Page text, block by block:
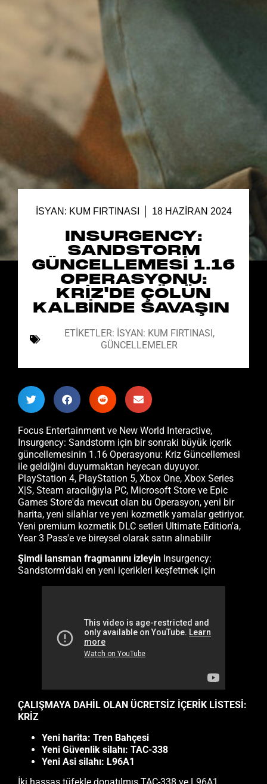
İSYAN: KUM FIRTINASI 18 HAZIRAN 2024
INSURGENCY:
SANDSTORM
GÜNCELLEMESI 1.16
OPERASYONU:
KRIZ'DE ÇÖLÜN
KALBINDE SAVAŞIN
ETIKETLER: İSYAN: KUM FIRTINASI,
GÜNCELLEMELER
Focus Entertainment ve New World Interactive,
Insurgency: Sandstorm için bir sonraki büyük içerik
güncellemesinin 1.16 Operasyonu: Kriz Güncellemesi
ile geldiğini duyurmaktan heyecan duyuyor.
PlayStation 4, PlayStation 5, Xbox One, Xbox Series
X|S, Steam aracılığıyla PC, Microsoft Store ve Epic
Games Store'da mevcut olan bu Operasyon, yeni bir
harita, yeni silahlar ve yeni kozmetik yamalar getiriyor.
Yeni premium kozmetik DLC setleri Ultimate Edition'a,
Year 3 Pass'e ve bireysel olarak satın alınabilir
Şimdi lansman fragmanını izleyin Insurgency:
Sandstorm'daki en yeni içerikleri keşfetmek için
ÇALIŞMAYA DAHİL OLAN ÜCRETSİZ İÇERİK LİSTESİ:
KRİZ
Yeni harita: Tren Bahçesi
Yeni Güvenlik silahı: TAC-338
Yeni Asi silahı: L96A1